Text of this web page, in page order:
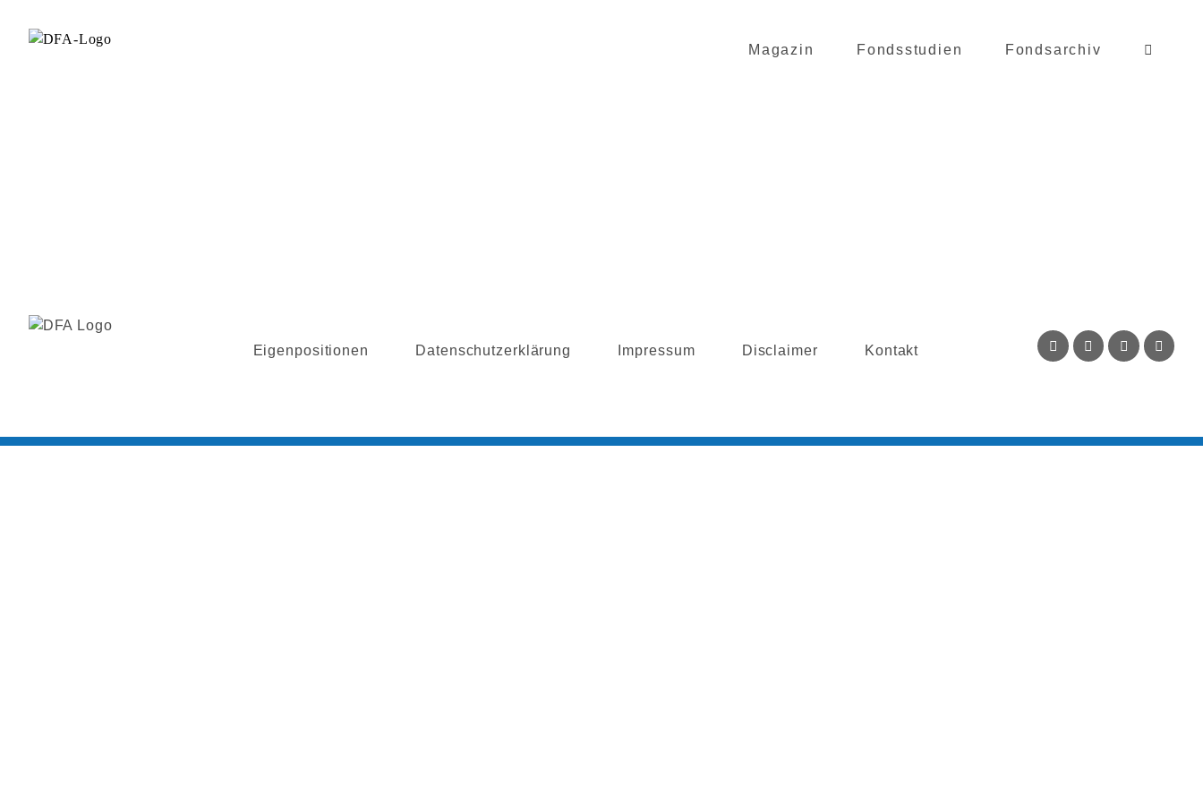
Magazin Fondsstudien Fondsarchiv
Eigenpositionen Datenschutzerklärung Impressum Disclaimer Kontakt